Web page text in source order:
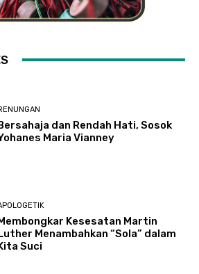
Bersahaja dan Rendah Hati, Sosok
Maria Vianney
Kesesatan Martin
Menambahkan “Sola” dalam
Suci